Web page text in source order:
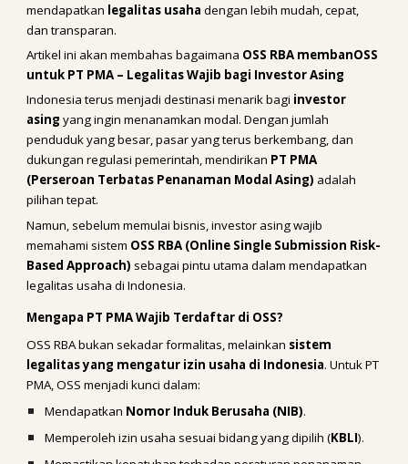
mendapatkan legalitas usaha dengan lebih mudah, cepat,
dan transparan.
Artikel ini akan membahas bagaimana OSS RBA membanOSS
untuk PT PMA – Legalitas Wajib bagi Investor Asing
Indonesia terus menjadi destinasi menarik bagi investor
asing yang ingin menanamkan modal. Dengan jumlah
penduduk yang besar, pasar yang terus berkembang, dan
dukungan regulasi pemerintah, mendirikan PT PMA
(Perseroan Terbatas Penanaman Modal Asing) adalah
pilihan tepat.
Namun, sebelum memulai bisnis, investor asing wajib
memahami sistem OSS RBA (Online Single Submission Risk-
Based Approach) sebagai pintu utama dalam mendapatkan
legalitas usaha di Indonesia.
Mengapa PT PMA Wajib Terdaftar di OSS?
OSS RBA bukan sekadar formalitas, melainkan sistem
legalitas yang mengatur izin usaha di Indonesia. Untuk PT
PMA, OSS menjadi kunci dalam:
Mendapatkan Nomor Induk Berusaha (NIB).
Memperoleh izin usaha sesuai bidang yang dipilih (KBLI).